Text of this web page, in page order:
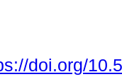
doi.org/